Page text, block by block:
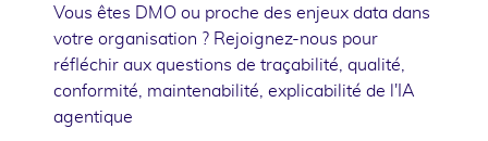
Vous êtes DMO ou proche des enjeux data dans
votre organisation ? Rejoignez-nous pour
réfléchir aux questions de traçabilité, qualité,
conformité, maintenabilité, explicabilité de l'IA
agentique